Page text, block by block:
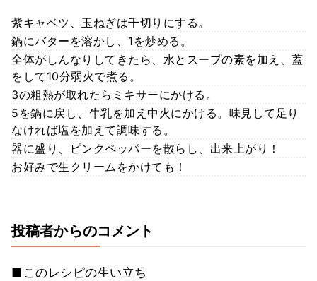
紫キャベツ、玉ねぎは千切りにする。
鍋にバターを溶かし、1を炒める。
全体がしんなりしてきたら、水とスープの素を加え、蓋
をして10分弱火で煮る。
3の粗熱が取れたらミキサーにかける。
5を鍋に戻し、牛乳を加え中火にかける。味見して足り
なければ塩を加えて調味する。
器に盛り、ピンクペッパーを散らし、出来上がり！
お好みで生クリームをかけても！
投稿者からのコメント
■このレシピの生い立ち